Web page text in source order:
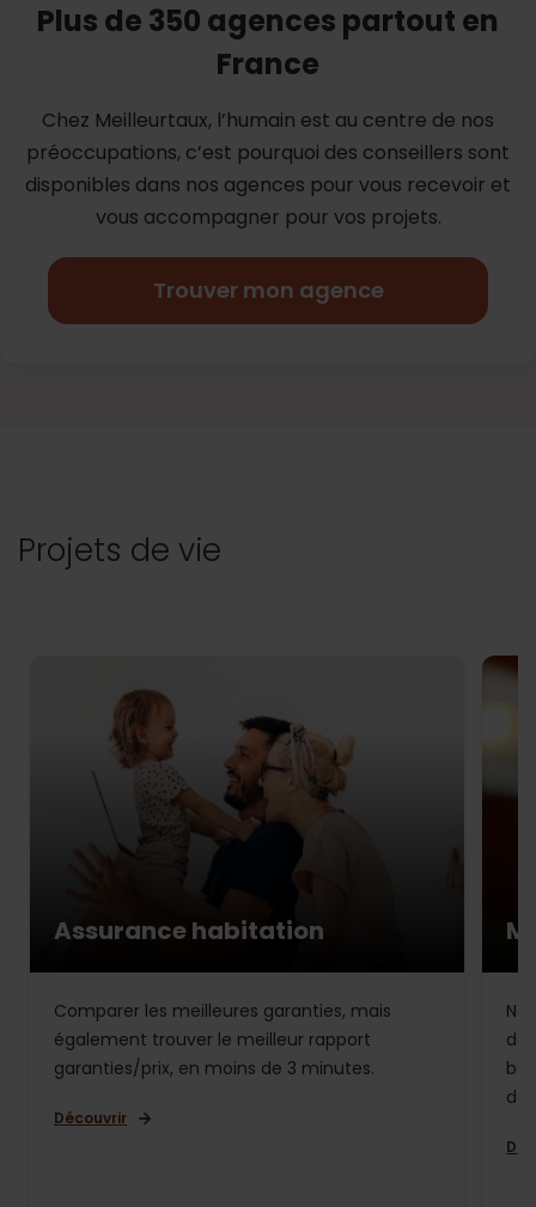
Plus de 350 agences partout en
France
Chez Meilleurtaux, l’humain est au centre de nos
préoccupations, c’est pourquoi des conseillers sont
disponibles dans nos agences pour vous recevoir et
vous accompagner pour vos projets.
Trouver mon agence
Projets de vie
Assurance habitation
Comparer les meilleures garanties, mais
également trouver le meilleur rapport
garanties/prix, en moins de 3 minutes.
Découvrir
de
de